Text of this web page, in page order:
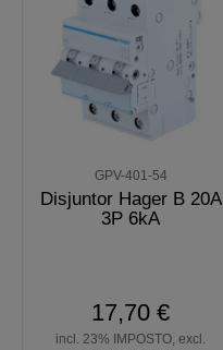
GPV-401-54
Disjuntor Hager B 20A
3P 6kA
17,70 €
incl. 23% IMPOSTO, excl.